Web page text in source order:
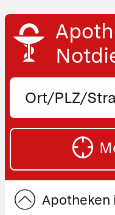
Ort,
oder
Straße
Apotheken